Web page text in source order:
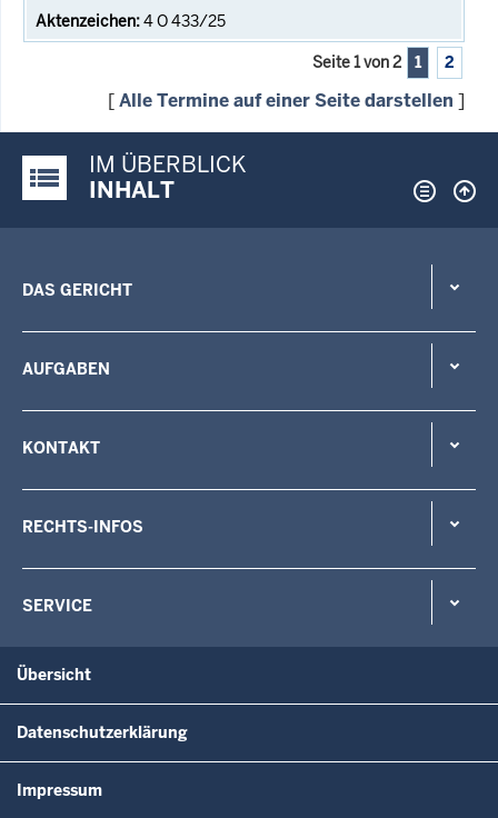
4 O 433/25
Seite 1 von 2 1 2
[Alle Termine auf einer Seite darstellen ]
Justiz-Portal im Überblick:
IM ÜBERBLICK
INHALT
DAS GERICHT
AUFGABEN
KONTAKT
RECHTS-INFOS
SERVICE
Übersicht
Datenschutzerklärung
Impressum